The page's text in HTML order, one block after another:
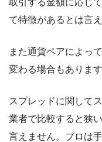
て特徴があるとは言え
また通貨ペアによっ
変わる場合もあります
スプレッドに関して
業者で比較すると狭
言えません。プロは